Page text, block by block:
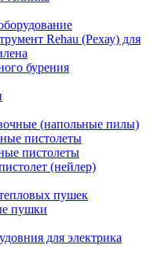
Rehau (Рехау) для
бурения
(напольные пилы)
пистолеты
пистолеты
(нейлер)
пушек
пушки
для электрика